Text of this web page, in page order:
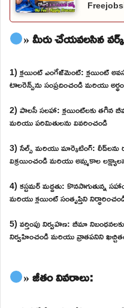
» మీరు చేయవలసిన
1) క్లయింట్ ఎంగేజ్‌మెంట్: క్లయింట్
టాలరెన్స్‌ను సంప్రదించండి మరియు
2) పాలసీ సలహా: క్లయింట్‌లకు తగిన
మరియు పరిమితులను వివరించండి
3) సేల్స్ మరియు మార్కెటింగ్: లీడ్‌లను
విక్రయించండి మరియు అమ్మకాల
4) కస్టమర్ మద్దతు: కొనసాగుతున్న
మరియు క్లయింట్ సంతృప్తిని
5) వర్తింపు నిర్వహణ: బీమా
నిర్వహించండి మరియు వ్రాతపనిని
» జీతం వివరాలు: